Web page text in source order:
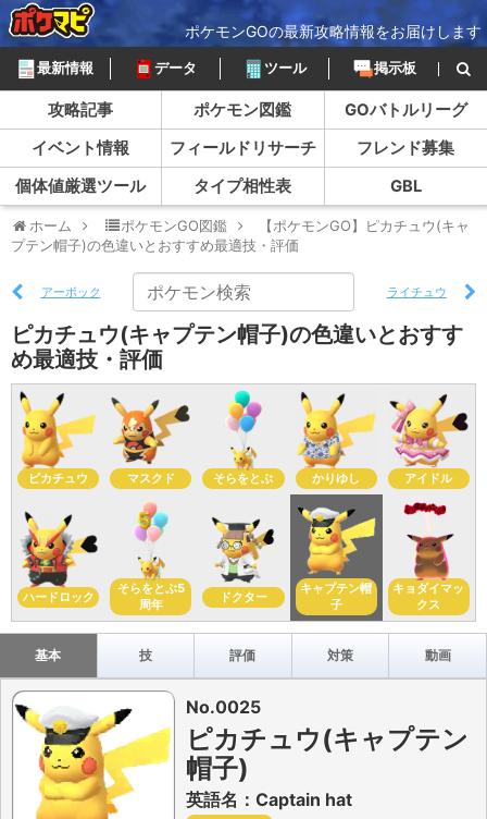
ポケモンGOの最新攻略情報をお届けします
最新情報 データ ツール 掲示板
攻略記事 ポケモン図鑑
GOバトルリーグ
イベント情報
フィールドリサーチ
フレンド募集
個体値厳選ツール
タイプ相性表 GBL
ホーム ポケモンGO図鑑
【ポケモンGO】ピカチュウ(キャ
プテン帽子)の色違いとおすすめ最適技・評価
アーボック ライチュウ
ピカチュウ(キャプテン帽子)の色違いとおすす
め最適技・評価
ピカチュウ マスクド そらをとぶ かりゆし アイドル
ハードロック
そらをとぶ5
周年
ドクター
キャプテン帽
子
キョダイマッ
クス
基本 技 評価 対策 動画
No.0025
ピカチュウ(キャプテン
帽子)
英語名：Captain hat